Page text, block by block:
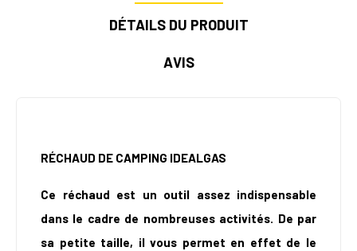
DÉTAILS DU PRODUIT
AVIS
RÉCHAUD DE CAMPING IDEALGAS
Ce réchaud est un outil assez indispensable
dans le cadre de nombreuses activités. De par
sa petite taille, il vous permet en effet de le